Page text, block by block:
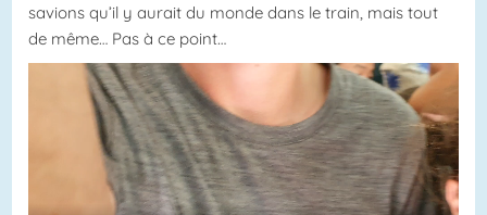
savions qu’il y aurait du monde dans le train, mais tout
de même… Pas à ce point…